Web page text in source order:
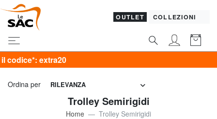
OUTLET COLLEZIONI
Ordina per RILEVANZA
Trolley Semirigidi
Home
Trolley Semirigidi